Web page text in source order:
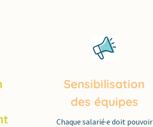
Sensibilisation
des équipes
Chaque salarié·e doit pouvoir